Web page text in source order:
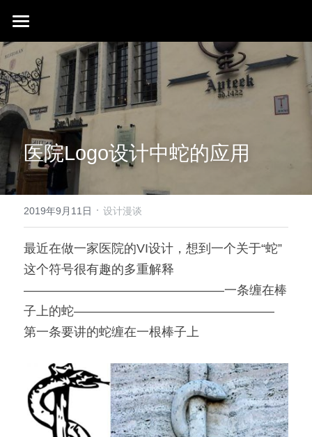
行业成就
同行赞誉
荣膺奖项
关于我们
联系我们
搜索
医院Logo设计中蛇的应用
2019年9月11日 · 设计漫谈
最近在做一家医院的VI设计，想到一个关于“蛇”
这个符号很有趣的多重解释
————————————————一条缠在棒
子上的蛇————————————————
第一条要讲的蛇缠在一根棒子上